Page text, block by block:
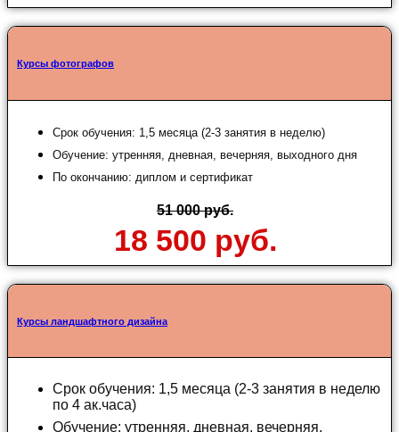
Курсы фотографов
Срок обучения: 1,5 месяца (2-3 занятия в неделю)
Обучение: утренняя, дневная, вечерняя, выходного дня
По окончанию: диплом и сертификат
51 000 руб.
18 500 руб.
Курсы ландшафтного дизайна
Срок обучения: 1,5 месяца (2-3 занятия в неделю
по 4 ак.часа)
Обучение: утренняя, дневная, вечерняя,